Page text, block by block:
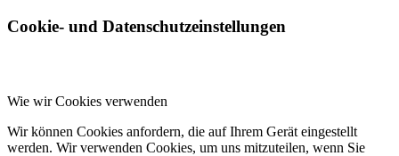
Cookie- und Datenschutzeinstellungen
Wie wir Cookies verwenden
Wir können Cookies anfordern, die auf Ihrem Gerät eingestellt
werden. Wir verwenden Cookies, um uns mitzuteilen, wenn Sie